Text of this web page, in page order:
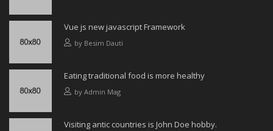
Vue js new javascript Framework
by Besim Dauti
Eating traditional food is more healthy
by Admin Mag
Visiting antic countries is John Doe hobby.